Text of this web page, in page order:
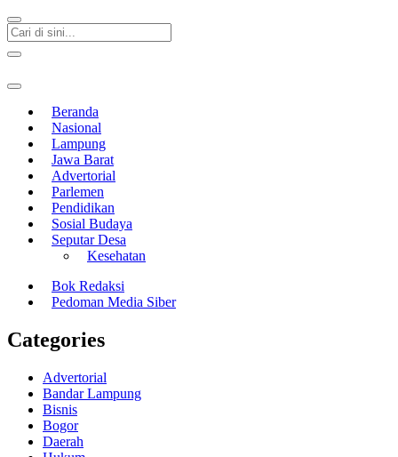
Beranda
Nasional
Lampung
Jawa Barat
Advertorial
Parlemen
Pendidikan
Sosial Budaya
Seputar Desa
Kesehatan
Bok Redaksi
Pedoman Media Siber
Categories
Advertorial
Bandar Lampung
Bisnis
Bogor
Daerah